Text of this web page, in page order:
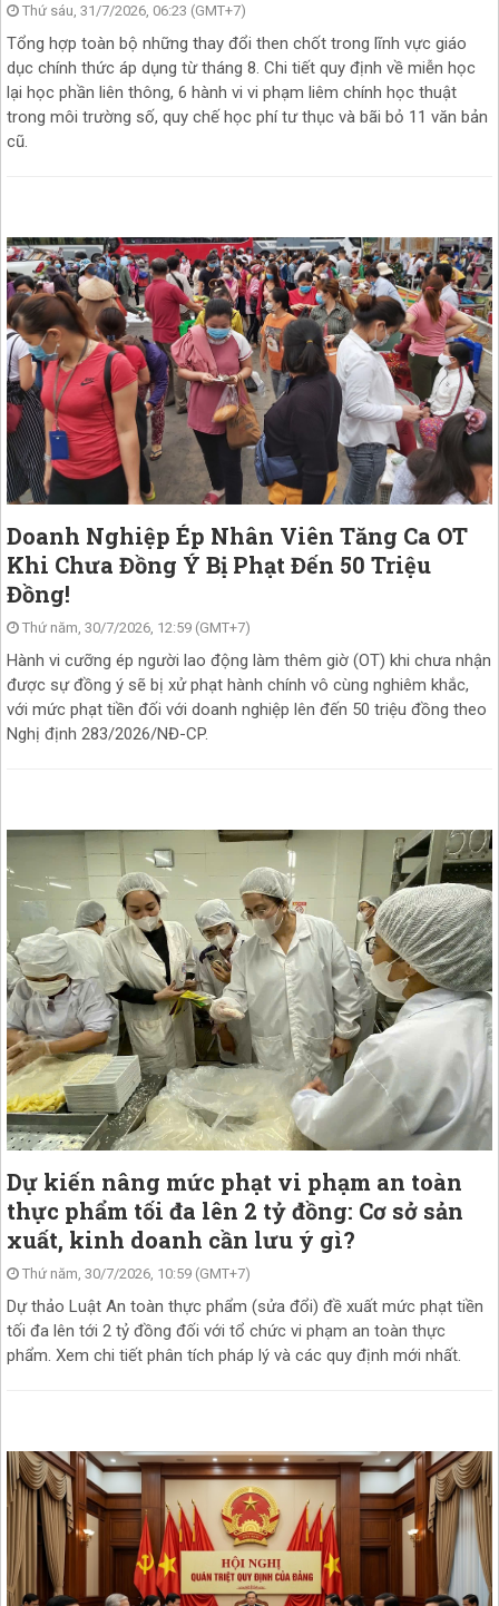
Thứ sáu, 31/7/2026, 06:23 (GMT+7)
Tổng hợp toàn bộ những thay đổi then chốt trong lĩnh vực giáo
dục chính thức áp dụng từ tháng 8. Chi tiết quy định về miễn học
lại học phần liên thông, 6 hành vi vi phạm liêm chính học thuật
trong môi trường số, quy chế học phí tư thục và bãi bỏ 11 văn bản
cũ.
Doanh Nghiệp Ép Nhân Viên Tăng Ca OT
Khi Chưa Đồng Ý Bị Phạt Đến 50 Triệu
Đồng!
Thứ năm, 30/7/2026, 12:59 (GMT+7)
Hành vi cưỡng ép người lao động làm thêm giờ (OT) khi chưa nhận
được sự đồng ý sẽ bị xử phạt hành chính vô cùng nghiêm khắc,
với mức phạt tiền đối với doanh nghiệp lên đến 50 triệu đồng theo
Nghị định 283/2026/NĐ-CP.
Dự kiến nâng mức phạt vi phạm an toàn
thực phẩm tối đa lên 2 tỷ đồng: Cơ sở sản
xuất, kinh doanh cần lưu ý gì?
Thứ năm, 30/7/2026, 10:59 (GMT+7)
Dự thảo Luật An toàn thực phẩm (sửa đổi) đề xuất mức phạt tiền
tối đa lên tới 2 tỷ đồng đối với tổ chức vi phạm an toàn thực
phẩm. Xem chi tiết phân tích pháp lý và các quy định mới nhất.